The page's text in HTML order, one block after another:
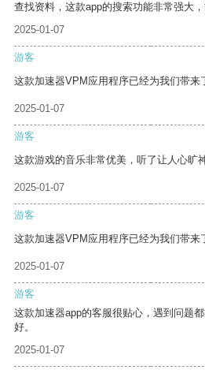
查找资料，这款app的搜索功能非常强大
2025-01-07
游客
这款加速器VPM应用程序已经为我们带来
2025-01-07
游客
这款游戏的音乐非常优美，听了让人心旷神
2025-01-07
游客
这款加速器VPM应用程序已经为我们带来
2025-01-07
游客
这款加速器app的客服很贴心，遇到问题
好。
2025-01-07